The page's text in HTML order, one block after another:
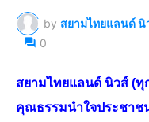
by สยามไทยแลนด์
0
สยามไทยแลนด์ นิวส์ (ทุ
คุณธรรมนำใจประชาช